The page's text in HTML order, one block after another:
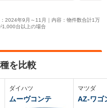
2024年9月～11月｜内容：物件数合計1万
1,000台以上の場合
を比較
ダイハツ
ムーヴコンテ
マツダ
AZ-ワゴ